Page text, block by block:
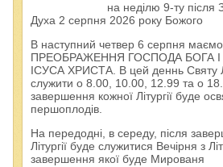
на неділю 9-ту після
Духа 2 серпня 2026 року Божого
В наступний четвер 6 серпня
ПРЕОБРАЖЕННЯ ГОСПОДА БОГА
ІСУСА ХРИСТА. В цей деннь Святу
служити о 8.00, 10.00, 12.99 та о
завершення кожної Літургії буде
першоплодів.
На передодні, в середу, після
Літургії буде служитися Вечірня з
завершення якої буде Мированя